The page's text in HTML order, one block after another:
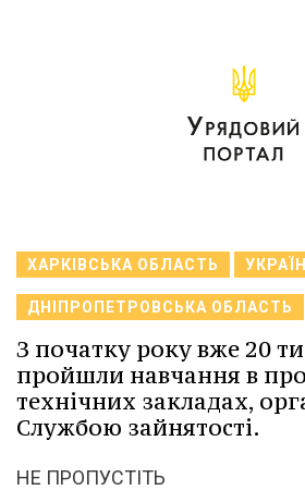
ХАРКІВСЬКА ОБЛАСТЬ
ДНІПРОПЕТРОВСЬКА ОБЛАСТЬ
З початку року вже 20
пройшли навчання в
технічних закладах,
Службою зайнятості.
НЕ ПРОПУСТІТЬ